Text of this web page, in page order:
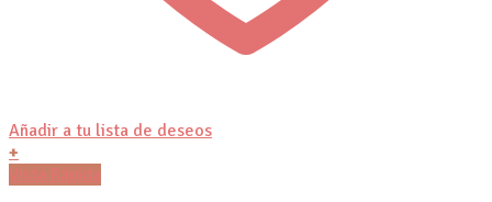
Añadir a tu lista de deseos
+
Vista Rápida